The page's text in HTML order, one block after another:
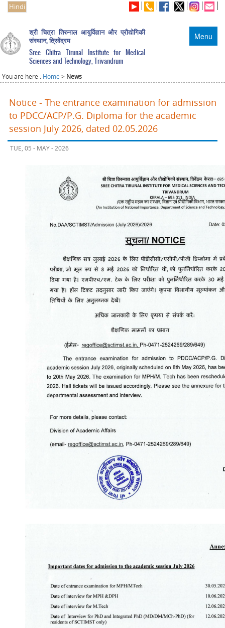
Hindi
Menu
श्री चित्रा तिरुनाल आयुर्विज्ञान और प्रौद्योगिकी
संस्थान, त्रिवेंद्रम
Sree Chitra Tirunal Institute for Medical
Sciences and Technology, Trivandrum
You are here : Home > News
Notice - The entrance examination for admission
to PDCC/ACP/P.G. Diploma for the academic
session July 2026, dated 02.05.2026
TUE, 05 - MAY - 2026